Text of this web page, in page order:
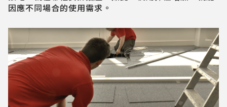
因應不同場合的使用需求。